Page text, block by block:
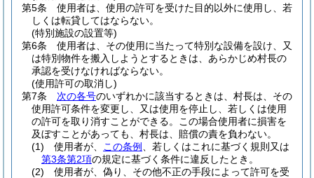
第5条
使用者は、使用の許可を受けた目的以外に使用し、若
しくは転貸してはならない。
(特別施設の設置等)
第6条
使用者は、その使用に当たって特別な設備を設け、又
は特別物件を搬入しようとするときは、あらかじめ村長の
承認を受けなければならない。
(使用許可の取消し)
第7条
次の各号のいずれかに該当するときは、村長は、その
使用許可条件を変更し、又は使用を停止し、若しくは使用
の許可を取り消すことができる。
この場合使用者に損害を
及ぼすことがあっても、村長は、賠償の責を負わない。
(1)
使用者が、 この条例
、若しくはこれに基づく規則又は
第3条第2項の規定に基づく条件に違反したとき。
(2)
使用者が、偽り、その他不正の手段によって許可を受